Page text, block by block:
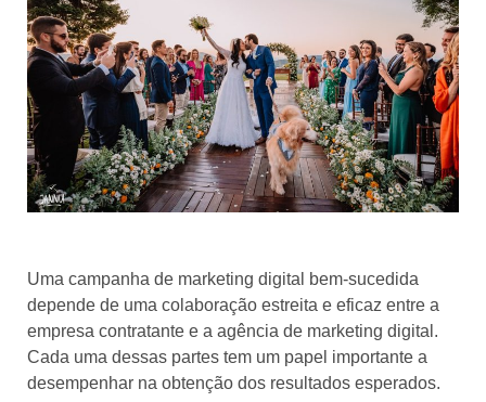
Uma campanha de marketing digital bem-sucedida
depende de uma colaboração estreita e eficaz entre a
empresa contratante e a agência de marketing digital.
Cada uma dessas partes tem um papel importante a
desempenhar na obtenção dos resultados esperados.